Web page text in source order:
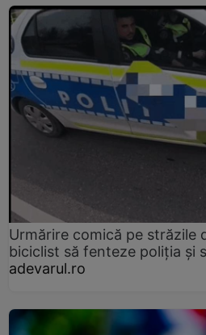
Urmărire comică pe străzile
biciclist să fenteze poliția și
adevarul.ro